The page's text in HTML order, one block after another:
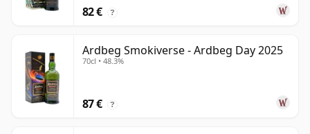
82 € ?
Ardbeg Smokiverse - Ardbeg Day 2025
70cl • 48.3%
87 € ?